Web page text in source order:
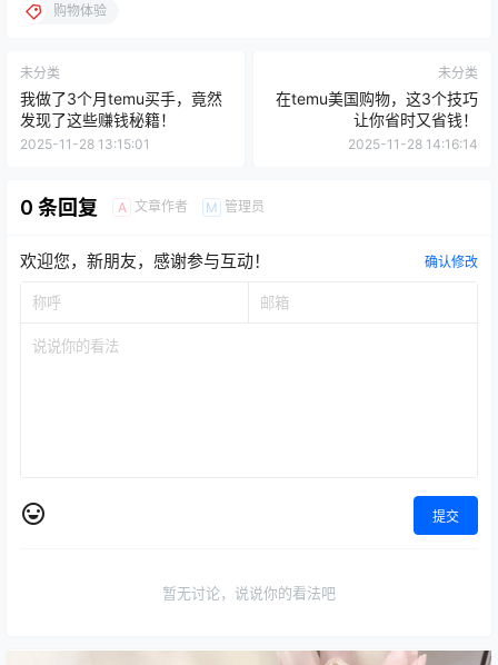
购物体验
未分类
我做了3个月temu买手，竟然
发现了这些赚钱秘籍！
2025-11-28 13:15:01
未分类
在temu美国购物，这3个技巧
让你省时又省钱！
2025-11-28 14:16:14
0 条回复 A 文章作者 M 管理员
欢迎您，新朋友，感谢参与互动！ 确认修改
提交
暂无讨论，说说你的看法吧